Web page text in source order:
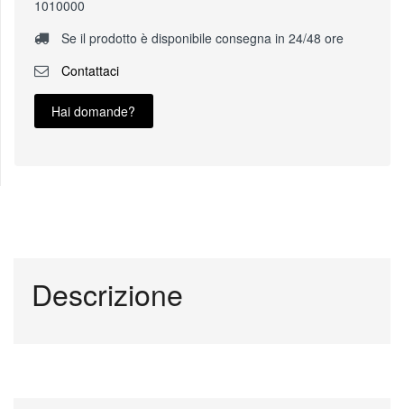
1010000
Se il prodotto è disponibile consegna in 24/48 ore
Contattaci
Hai domande?
Descrizione